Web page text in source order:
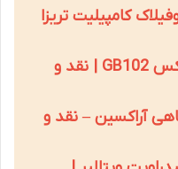
کامپیلیت تریزا
فشارسنج عقربه ای رزمکس GB102 | نقد و
آراکسین – نقد و